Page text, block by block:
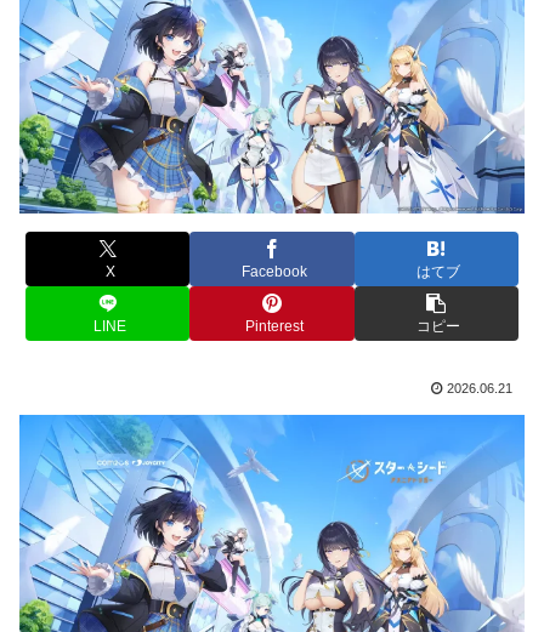
X Facebook はてブ
LINE Pinterest コピー
2026.06.21